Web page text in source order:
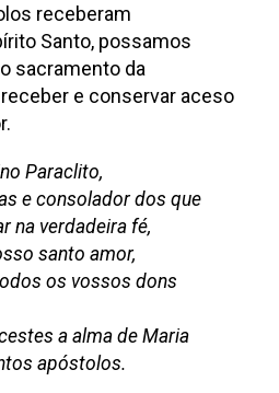
receberam
Santo, possamos
sacramento da
e conservar aceso
Paraclito,
e consolador dos que
na verdadeira fé,
santo amor,
os vossos dons
a alma de Maria
apóstolos.